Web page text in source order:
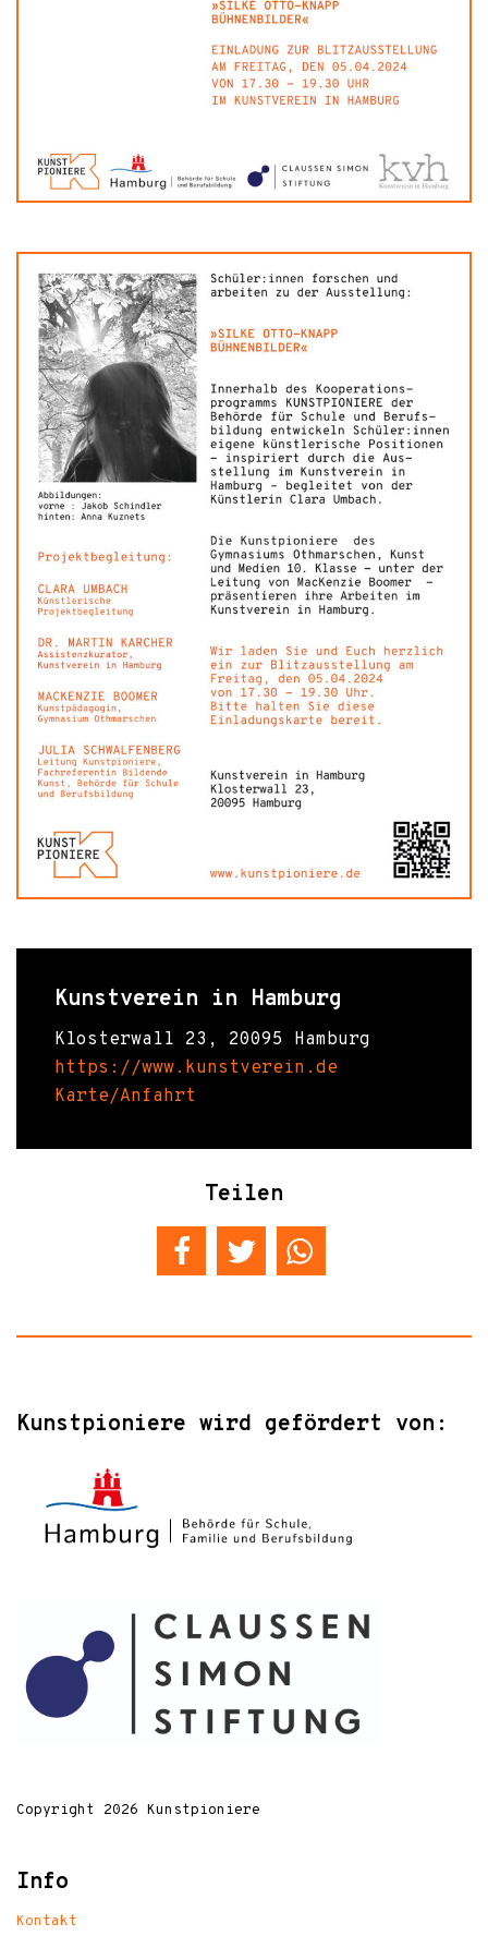
Teilen
Kunstverein in Hamburg
Klosterwall 23, 20095 Hamburg
https://www.kunstverein.de
Karte/Anfahrt
Kunstpioniere wird gefördert von:
Copyright 2026 Kunstpioniere
Info
Kontakt